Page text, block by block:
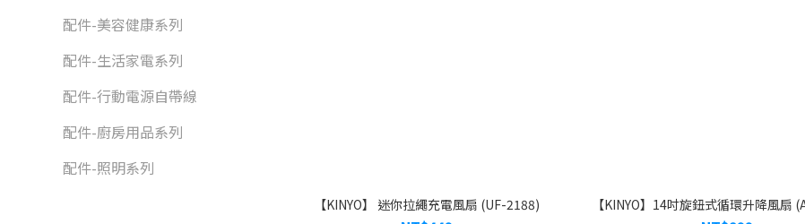
配件-美容健康系列
配件-生活家電系列
配件-行動電源自帶線
配件-廚房用品系列
配件-照明系列
【KINYO】 迷你拉繩充電風扇 (UF-2188) 【KINYO】14吋旋鈕式循環升降風扇